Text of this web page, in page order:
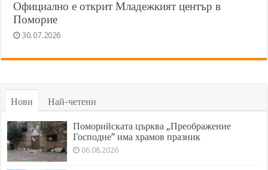
Официално е открит Младежкият център в
Поморие
30.07.2026
Нови Най-четени
Поморийската църква „Преображение
Господне“ има храмов празник
06.08.2026